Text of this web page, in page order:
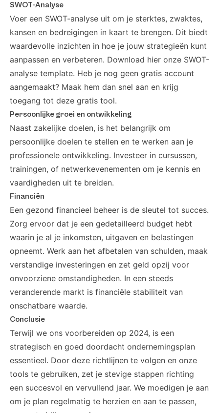
SWOT-Analyse
Voer een SWOT-analyse uit om je sterktes, zwaktes,
kansen en bedreigingen in kaart te brengen. Dit biedt
waardevolle inzichten in hoe je jouw strategieën kunt
aanpassen en verbeteren. Download hier onze SWOT-
analyse template. Heb je nog geen gratis account
aangemaakt? Maak hem dan snel aan en krijg
toegang tot deze gratis tool.
Persoonlijke groei en ontwikkeling
Naast zakelijke doelen, is het belangrijk om
persoonlijke doelen te stellen en te werken aan je
professionele ontwikkeling. Investeer in cursussen,
trainingen, of netwerkevenementen om je kennis en
vaardigheden uit te breiden.
Financiën
Een gezond financieel beheer is de sleutel tot succes.
Zorg ervoor dat je een gedetailleerd budget hebt
waarin je al je inkomsten, uitgaven en belastingen
opneemt. Werk aan het afbetalen van schulden, maak
verstandige investeringen en zet geld opzij voor
onvoorziene omstandigheden. In een steeds
veranderende markt is financiële stabiliteit van
onschatbare waarde.
Conclusie
Terwijl we ons voorbereiden op 2024, is een
strategisch en goed doordacht ondernemingsplan
essentieel. Door deze richtlijnen te volgen en onze
tools te gebruiken, zet je stevige stappen richting
een succesvol en vervullend jaar. We moedigen je aan
om je plan regelmatig te herzien en aan te passen,